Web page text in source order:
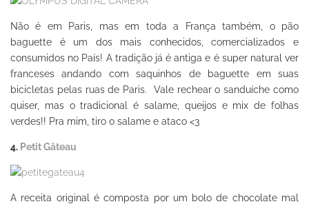
Não é em Paris, mas em toda a França também, o pão
baguette é um dos mais conhecidos, comercializados e
consumidos no País! A tradição já é antiga e é super natural ver
franceses andando com saquinhos de baguette em suas
bicicletas pelas ruas de Paris. Vale rechear o sanduíche como
quiser, mas o tradicional é salame, queijos e mix de folhas
verdes!! Pra mim, tiro o salame e ataco <3
4. Petit Gâteau
A receita original é composta por um bolo de chocolate mal